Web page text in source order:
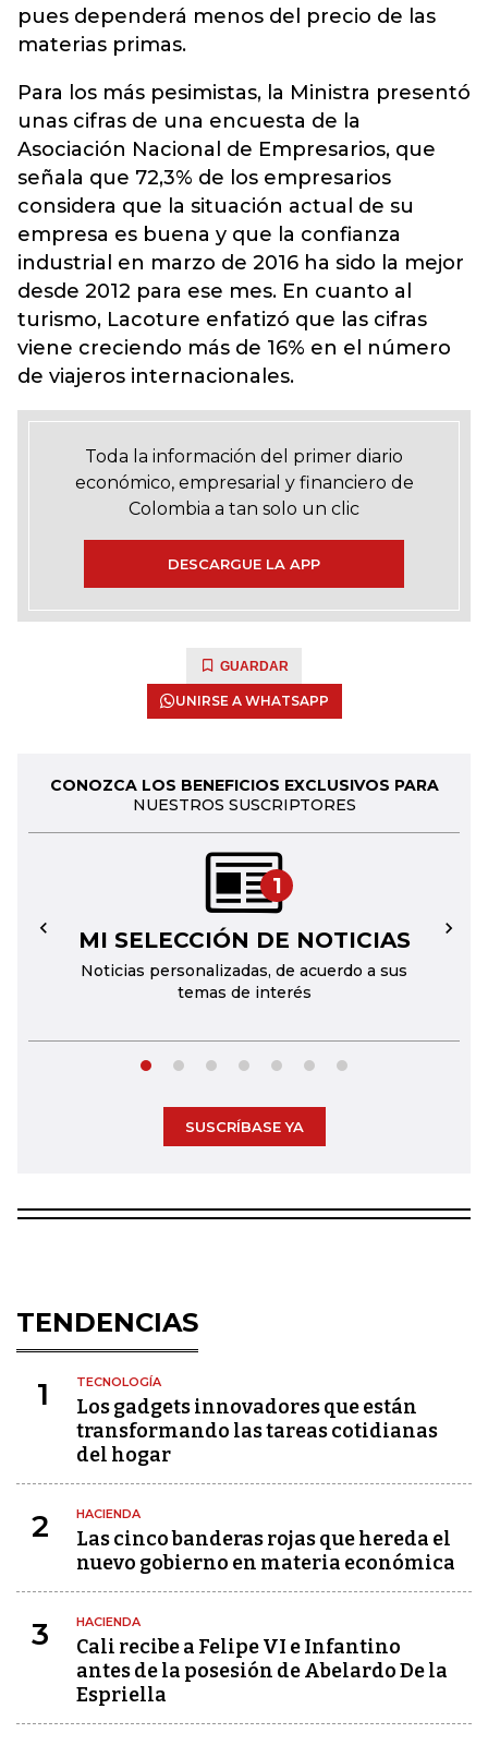
pues dependerá menos del precio de las
materias primas.
Para los más pesimistas, la Ministra presentó
unas cifras de una encuesta de la
Asociación Nacional de Empresarios, que
señala que 72,3% de los empresarios
considera que la situación actual de su
empresa es buena y que la confianza
industrial en marzo de 2016 ha sido la mejor
desde 2012 para ese mes. En cuanto al
turismo, Lacoture enfatizó que las cifras
viene creciendo más de 16% en el número
de viajeros internacionales.
Toda la información del primer diario
económico, empresarial y financiero de
Colombia a tan solo un clic
DESCARGUE LA APP
GUARDAR
UNIRSE A WHATSAPP
CONOZCA LOS BENEFICIOS EXCLUSIVOS PARA
NUESTROS SUSCRIPTORES
1
MI SELECCIÓN DE NOTICIAS
Noticias personalizadas, de acuerdo a sus
temas de interés
← →
SUSCRÍBASE YA
TENDENCIAS
1 TECNOLOGÍA
Los gadgets innovadores que están
transformando las tareas cotidianas
del hogar
2 HACIENDA
Las cinco banderas rojas que hereda el
nuevo gobierno en materia económica
3 HACIENDA
Cali recibe a Felipe VI e Infantino
antes de la posesión de Abelardo De la
Espriella